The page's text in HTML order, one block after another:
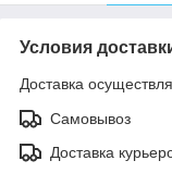
Условия
Доставка
Самовывоз
Доставка